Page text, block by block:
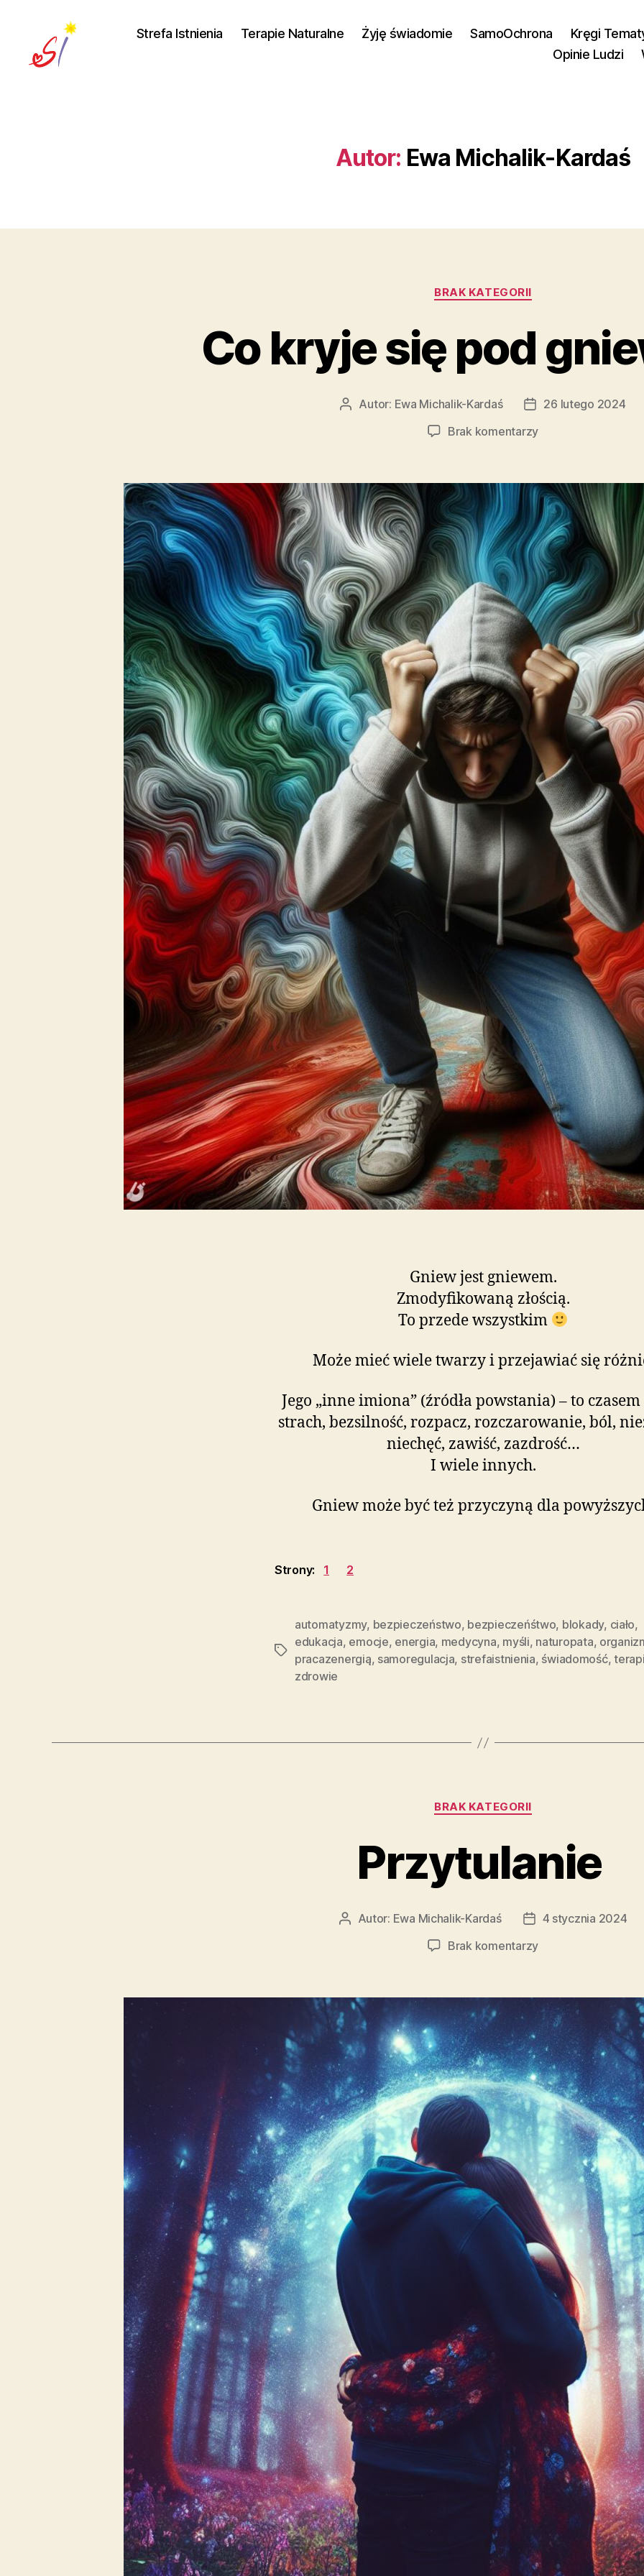
Strefa Istnienia Terapie Naturalne Żyję świadomie SamoOchrona Kręgi
Opinie Ludzi
Autor: Ewa Michalik-Kardaś
Kategorie
BRAK KATEGORII
Co kryje się pod
AutorAutor: Ewa Michalik-Kardaś
Data26 lutego 2024
Brak komentarzydo
się
pod
gniewem?
Gniew jest gniewem.
Zmodyfikowaną złością.
To przede wszystkim
Może mieć wiele twarzy i przejawiać się
Jego „inne imiona” (źródła powstania) – to
strach, bezsilność, rozpacz, rozczarowanie, ból,
niechęć, zawiść, zazdrość…
I wiele innych.
Gniew może być też przyczyną dla
Strony: 1 2
Tagi
automatyzmy, bezpieczeństwo, bezpieczeńśtwo, blokady, ciało,
edukacja, emocje, energia, medycyna, myśli, naturopata,
pracazenergią, samoregulacja, strefaistnienia, świadomość,
zdrowie
Kategorie
BRAK KATEGORII
Przytulanie
AutorAutor: Ewa Michalik-Kardaś
Data4 stycznia 2024
Brak komentarzydo